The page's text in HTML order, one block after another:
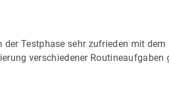
der Testphase sehr zufrieden mit
verschiedener